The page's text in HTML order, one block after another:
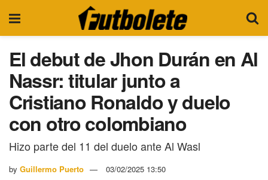
El debut de Jhon Durán en Al
Nassr: titular junto a
Cristiano Ronaldo y duelo
con otro colombiano
Hizo parte del 11 del duelo ante Al Wasl
by Guillermo Puerto 03/02/2025 13:50